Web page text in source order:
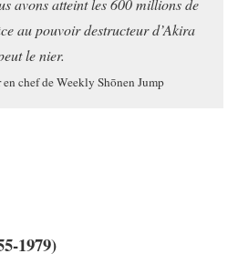
avons atteint les 600 millions de
au pouvoir destructeur d’Akira
le nier.
chef de Weekly Shōnen Jump
1979)